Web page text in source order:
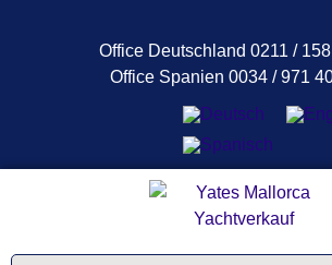
Office Deutschland 0211 /
Office Spanien 0034 / 971